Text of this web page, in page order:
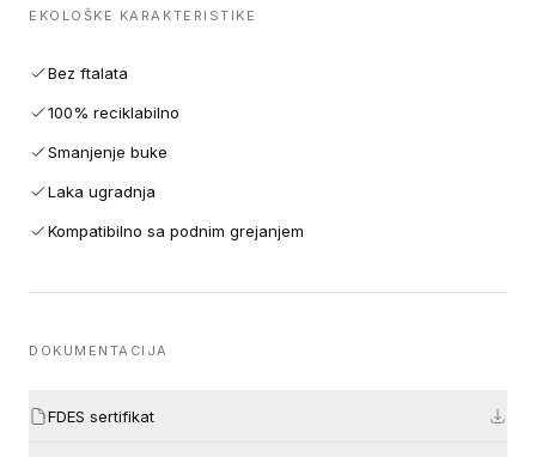
EKOLOŠKE KARAKTERISTIKE
Bez ftalata
100% reciklabilno
Smanjenje buke
Laka ugradnja
Kompatibilno sa podnim grejanjem
DOKUMENTACIJA
FDES sertifikat